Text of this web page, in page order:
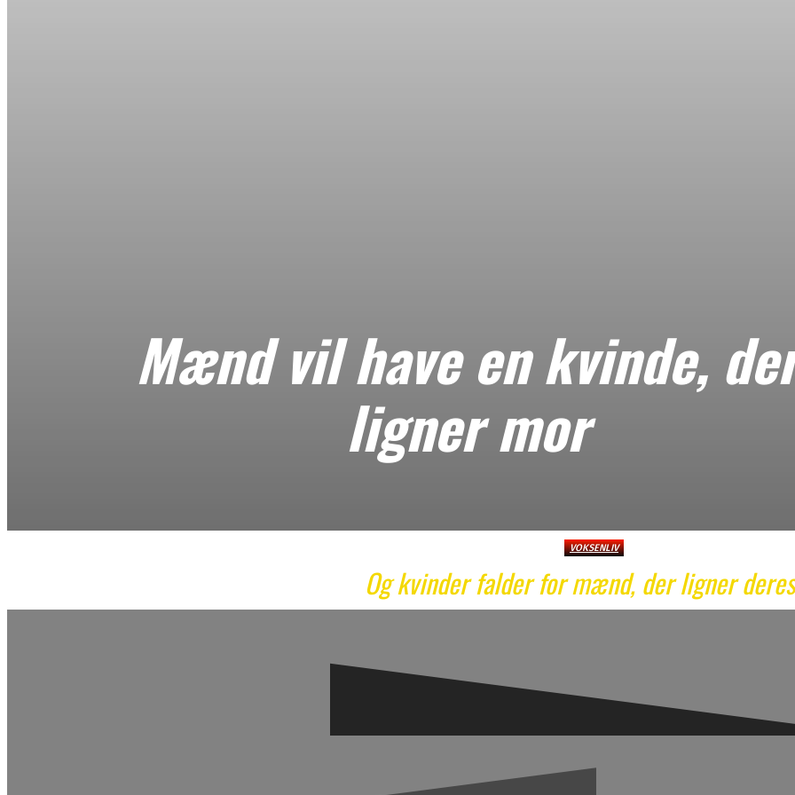
Mænd vil have en kvinde,
ligner mor
VOKSENLIV
Og kvinder falder for mænd, der ligner